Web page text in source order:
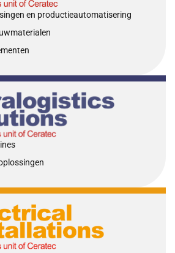
en productieautomatisering